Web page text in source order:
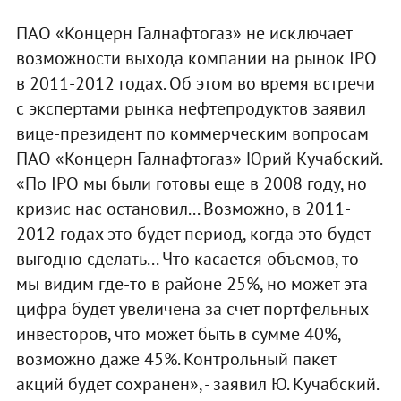
ПАО «Концерн Галнафтогаз» не исключает
возможности выхода компании на рынок IPO
в 2011-2012 годах. Об этом во время встречи
с экспертами рынка нефтепродуктов заявил
вице-президент по коммерческим вопросам
ПАО «Концерн Галнафтогаз» Юрий Кучабский.
«Пo IPO мы были готовы еще в 2008 году, но
кризис нас остановил... Возможно, в 2011-
2012 годах это будет период, когда это будет
выгодно сделать... Что касается объемов, то
мы видим где-то в районе 25%, но может эта
цифра будет увеличена за счет портфельных
инвесторов, что может быть в сумме 40%,
возможно даже 45%. Контрольный пакет
акций будет сохранен», - заявил Ю. Кучабский.